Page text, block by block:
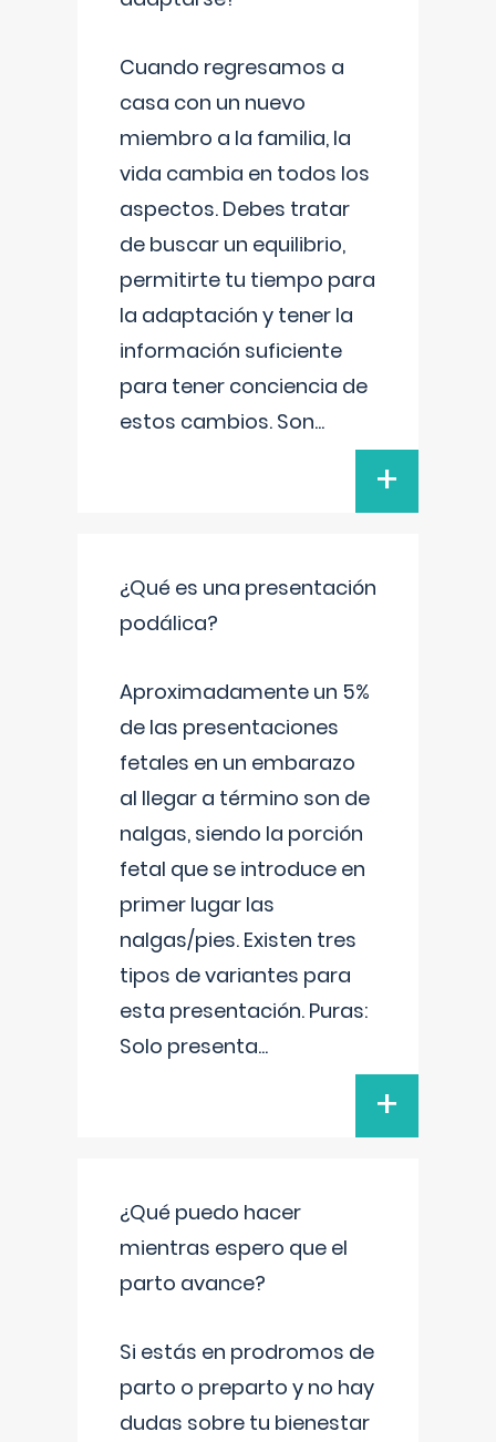
Cuando regresamos a
casa con un nuevo
miembro a la familia, la
vida cambia en todos los
aspectos. Debes tratar
de buscar un equilibrio,
permitirte tu tiempo para
la adaptación y tener la
información suficiente
para tener conciencia de
estos cambios. Son...
+
¿Qué es una presentación
podálica?
Aproximadamente un 5%
de las presentaciones
fetales en un embarazo
al llegar a término son de
nalgas, siendo la porción
fetal que se introduce en
primer lugar las
nalgas/pies. Existen tres
tipos de variantes para
esta presentación. Puras:
Solo presenta...
+
¿Qué puedo hacer
mientras espero que el
parto avance?
Si estás en prodromos de
parto o preparto y no hay
dudas sobre tu bienestar